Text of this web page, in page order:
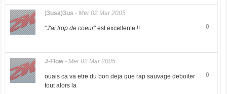
)3usa)3us - Mer 02 Mar 2005
0
"J'ai trop de coeur" est excellente !!
J-Flow- Mer 02 Mar 2005
0
ouais ca va etre du bon deja que rap sauvage deboiter
tout alors la